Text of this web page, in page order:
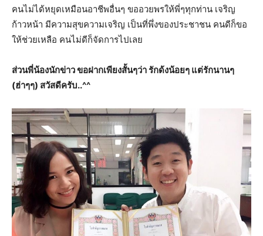
คนไม่ได้หยุดเหมือนอาชีพอื่นๆ ขออวยพรให้พี่ๆทุกท่าน เจริญ
ก้าวหน้า มีความสุขความเจริญ เป็นที่พึ่งของประชาชน คนดีก็ขอ
ให้ช่วยเหลือ คนไม่ดีก็จัดการไปเลย
ส่วนพี่น้องนักข่าว ขอฝากเพียงสั้นๆว่า รักด้งน้อยๆ แต่รักนานๆ
(ฮ่าๆๆ) สวัสดีครับ..^^